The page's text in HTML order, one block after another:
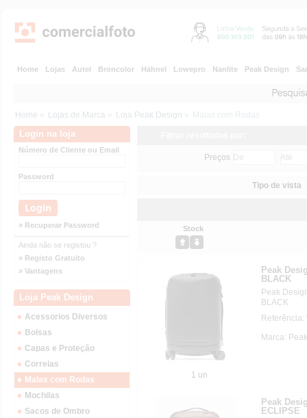
Home Lojas Autel Broncolor Hähnel Lowepro Nanlite Peak Design
Home » Lojas de Marca » Loja Peak Design » Malas com Rodas
Login na loja
Número de Cliente ou Email
Password
» Recuperar Password
Ainda não se registou ?
» Registo Gratuito
» Vantagens
Loja Peak Design
Acessorios Diversos
Bolsas
Capas e Proteção
Correias
Malas com Rodas
Mochilas
Sacos de Ombro
Preços
Tipo de vista
Stock
1 un
Peak
BLACK
Peak
BLACK
Referência:
Marca:
Peak
ECLIPSE